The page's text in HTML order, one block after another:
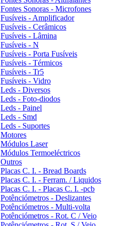
Fontes Sonoras - Microfones
Fusíveis - Amplificador
Fusíveis - Cerâmicos
Fusíveis - Lâmina
Fusíveis - N
Fusíveis - Porta Fusíveis
Fusíveis - Térmicos
Fusíveis - Tr5
Fusíveis - Vidro
Leds - Diversos
Leds - Foto-diodos
Leds - Painel
Leds - Smd
Leds - Suportes
Motores
Módulos Laser
Módulos Termoeléctricos
Outros
Placas C. I. - Bread Boards
Placas C. I. - Ferram. / Liquidos
Placas C. I. - Placas C. I. -pcb
Potênciómetros - Deslizantes
Potênciómetros - Multi-volta
Potênciómetros - Rot. C / Veio